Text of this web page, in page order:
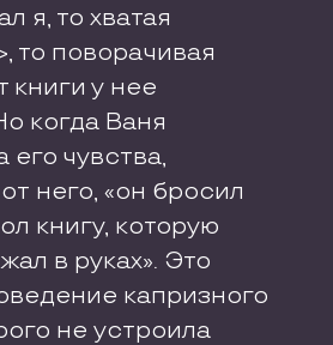
я, то хватая
то поворачивая
книги у нее
когда Ваня
его чувства,
него, «он бросил
книгу, которую
в руках». Это
капризного
не устроила